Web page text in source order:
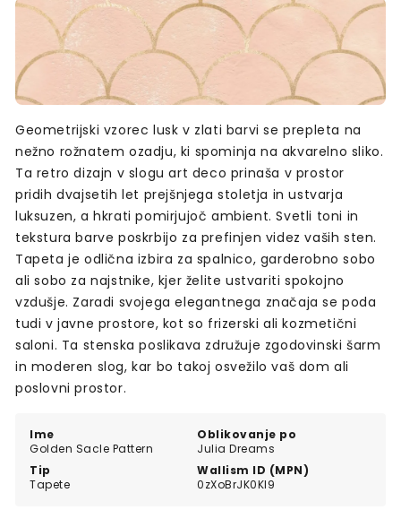
Ime
Golden Sacle Pattern
Oblikovanje po
Julia Dreams
Tip
Tapete
Wallism ID (MPN)
0zXoBrJK0Kl9
Geometrijski vzorec lusk v zlati barvi se prepleta na
nežno rožnatem ozadju, ki spominja na akvarelno sliko.
Ta retro dizajn v slogu art deco prinaša v prostor
pridih dvajsetih let prejšnjega stoletja in ustvarja
luksuzen, a hkrati pomirjujoč ambient. Svetli toni in
tekstura barve poskrbijo za prefinjen videz vaših sten.
Tapeta je odlična izbira za spalnico, garderobno sobo
ali sobo za najstnike, kjer želite ustvariti spokojno
vzdušje. Zaradi svojega elegantnega značaja se poda
tudi v javne prostore, kot so frizerski ali kozmetični
saloni. Ta stenska poslikava združuje zgodovinski šarm
in moderen slog, kar bo takoj osvežilo vaš dom ali
poslovni prostor.